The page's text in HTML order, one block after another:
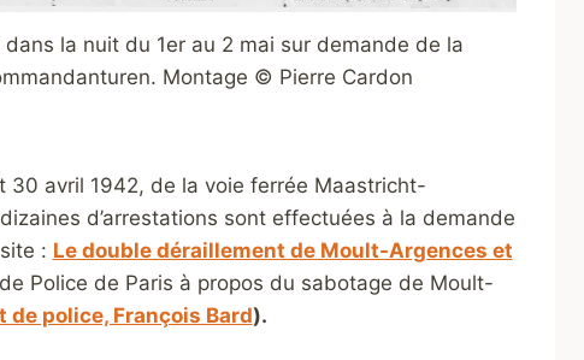
la nuit du 1er au 2 mai sur demande de la
Montage © Pierre Cardon
30 avril 1942, de la voie ferrée Maastricht-
d’arrestations sont effectuées à la demande
: Le double déraillement de Moult-Argences et
Police de Paris à propos du sabotage de Moult-
police, François Bard).